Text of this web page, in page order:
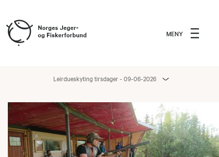
MENY
Leirdueskyting tirsdager - 09-06-2026